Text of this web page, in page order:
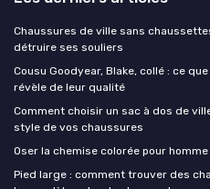
Chaussures de ville sans
détruire ses souliers
Cousu Goodyear, Blake, collé : ce
révèle de leur qualité
Comment choisir un sac à dos de
style de vos chaussures
Oser la chemise colorée pour
Pied large : comment trouver des